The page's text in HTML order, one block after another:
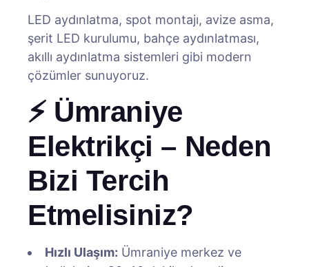
LED aydınlatma, spot montajı, avize asma,
şerit LED kurulumu, bahçe aydınlatması,
akıllı aydınlatma sistemleri gibi modern
çözümler sunuyoruz.
⚡ Ümraniye
Elektrikçi – Neden
Bizi Tercih
Etmelisiniz?
Hızlı Ulaşım: Ümraniye merkez ve